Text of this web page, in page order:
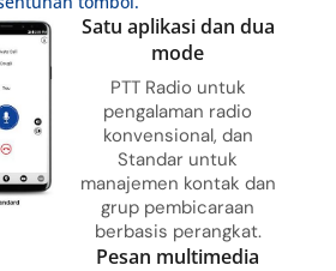
Satu aplikasi dan dua
mode
PTT Radio untuk
pengalaman radio
konvensional, dan
Standar untuk
manajemen kontak dan
grup pembicaraan
berbasis perangkat.
Pesan multimedia